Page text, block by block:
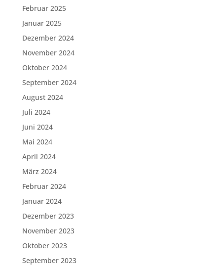
Februar 2025
Januar 2025
Dezember 2024
November 2024
Oktober 2024
September 2024
August 2024
Juli 2024
Juni 2024
Mai 2024
April 2024
März 2024
Februar 2024
Januar 2024
Dezember 2023
November 2023
Oktober 2023
September 2023